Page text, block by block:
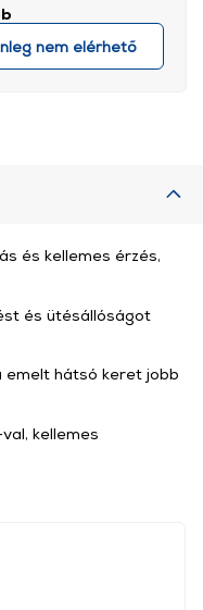
nem elérhető
és kellemes érzés,
és ütésállóságot
emelt hátsó keret jobb
kellemes